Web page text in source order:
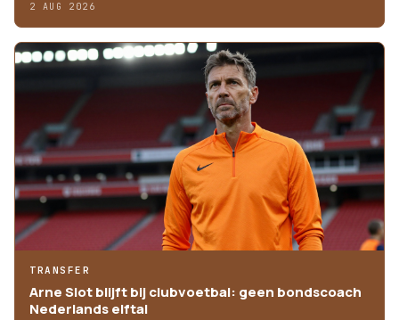
2 AUG 2026
TRANSFER
Arne Slot blijft bij clubvoetbal: geen bondscoach
Nederlands elftal